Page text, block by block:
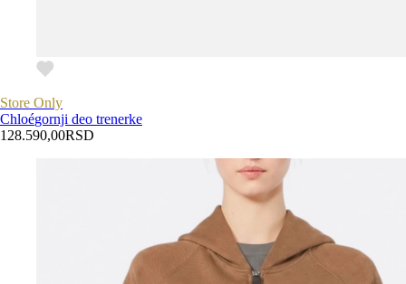
Store Only
Chloégornji deo trenerke
128.590,00RSD